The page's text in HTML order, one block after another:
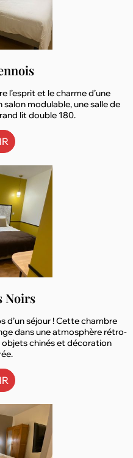
l’esprit et le charme d’une
modulable, une salle de
lit double 180.
Noirs
d’un séjour ! Cette chambre
dans une atmosphère rétro-
objets chinés et décoration